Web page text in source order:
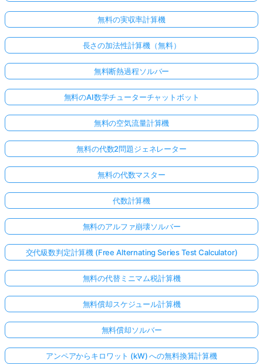
無料の実収率計算機
長さの加法性計算機（無料）
無料断熱過程ソルバー
無料のAI数学チューターチャットボット
無料の空気流量計算機
無料の代数2問題ジェネレーター
無料の代数マスター
代数計算機
無料のアルファ崩壊ソルバー
交代級数判定計算機 (Free Alternating Series Test Calculator)
無料の代替ミニマム税計算機
無料償却スケジュール計算機
無料償却ソルバー
アンペアからキロワット (kW) への無料換算計算機